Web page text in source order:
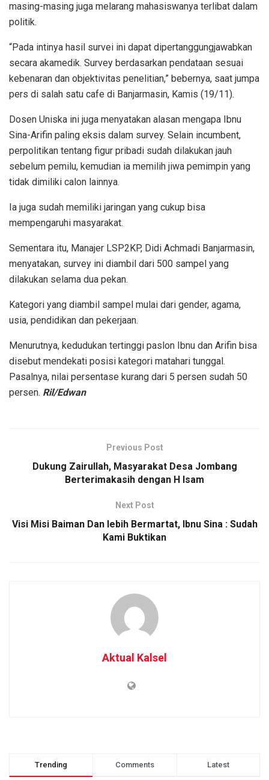
masing-masing juga melarang mahasiswanya terlibat dalam
politik.
“Pada intinya hasil survei ini dapat dipertanggungjawabkan
secara akamedik. Survey berdasarkan pendataan sesuai
kebenaran dan objektivitas penelitian,” bebernya, saat jumpa
pers di salah satu cafe di Banjarmasin, Kamis (19/11).
Dosen Uniska ini juga menyatakan alasan mengapa Ibnu
Sina-Arifin paling eksis dalam survey. Selain incumbent,
perpolitikan tentang figur pribadi sudah dilakukan jauh
sebelum pemilu, kemudian ia memilih jiwa pemimpin yang
tidak dimiliki calon lainnya.
Ia juga sudah memiliki jaringan yang cukup bisa
mempengaruhi masyarakat.
Sementara itu, Manajer LSP2KP, Didi Achmadi Banjarmasin,
menyatakan, survey ini diambil dari 500 sampel yang
dilakukan selama dua pekan.
Kategori yang diambil sampel mulai dari gender, agama,
usia, pendidikan dan pekerjaan.
Menurutnya, kedudukan tertinggi paslon Ibnu dan Arifin bisa
disebut mendekati posisi kategori matahari tunggal.
Pasalnya, nilai persentase kurang dari 5 persen sudah 50
persen. Ril/Edwan
Previous Post
Dukung Zairullah, Masyarakat Desa Jombang
Berterimakasih dengan H Isam
Next Post
Visi Misi Baiman Dan lebih Bermartat, Ibnu Sina : Sudah
Kami Buktikan
Aktual Kalsel
Trending Comments Latest